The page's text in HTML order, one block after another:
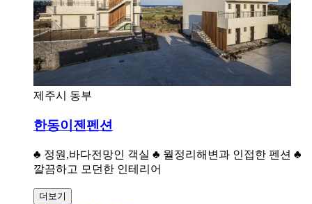
제주시 동부
한동이젠펜션
♣ 정원,바다전망인 객실 ♣ 월정리해변과 인접한 펜션 ♣
깔끔하고 모던한 인테리어
더보기